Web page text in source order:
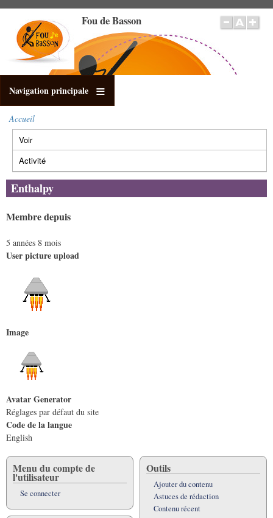
contenu
principal
Fou de Basson
Navigation principale
Fil
d'Ariane
Accueil
Onglets
principaux
Voir(onglet
actif)
Activité
Enthalpy
Membre depuis
5 années 8 mois
User picture upload
Image
Avatar Generator
Réglages par défaut du site
Code de la langue
English
Menu du compte de
l'utilisateur
Se connecter
Outils
Ajouter du contenu
Astuces de rédaction
Contenu récent